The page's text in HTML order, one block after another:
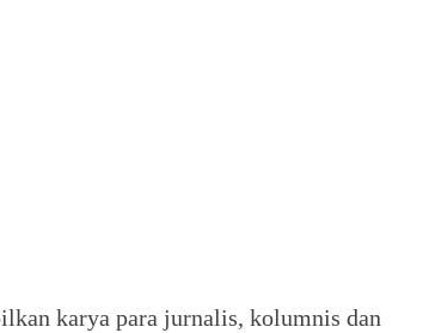
karya para jurnalis, kolumnis dan